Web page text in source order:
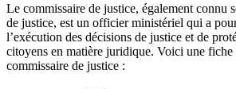
Le commissaire de justice, également connu
de justice, est un officier ministériel qui a
l’exécution des décisions de justice et de
citoyens en matière juridique. Voici une fiche
commissaire de justice :